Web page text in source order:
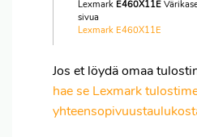
Lexmark E460X11E
sivua
Lexmark E460X11E
Jos et löydä omaa
hae se Lexmark